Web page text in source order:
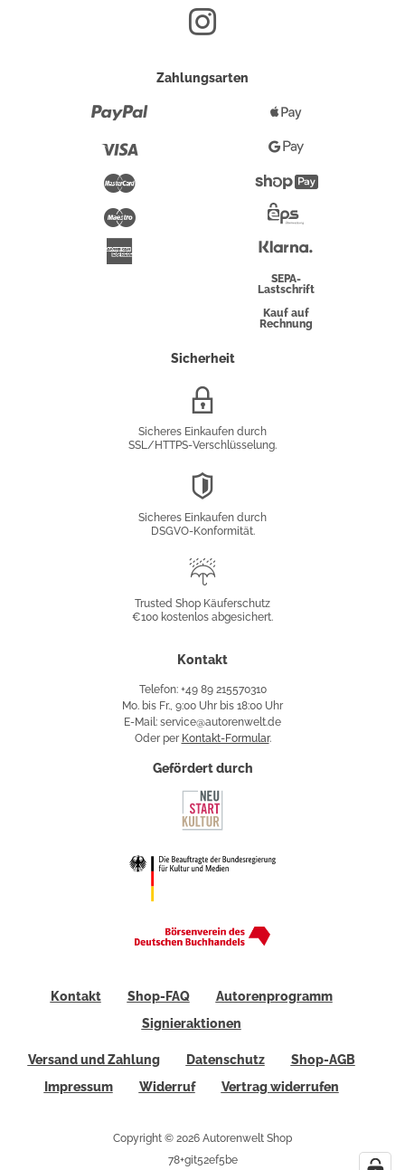
Zahlungsarten
Maestro
Pay
Google
PayShopify
Überweisung
SEPA-
Lastschrift
Kauf auf
Rechnung
Sicherheit
Sicheres Einkaufen durch
SSL/HTTPS-Verschlüsselung.
Sicheres Einkaufen durch
DSGVO-Konformität.
Käuferschutz
Trusted Shop Käuferschutz
€100 kostenlos abgesichert.
Kontakt
Telefon: +49 89 215570310
Mo. bis Fr., 9:00 Uhr bis 18:00 Uhr
E-Mail: service@autorenwelt.de
Oder per Kontakt-Formular.
Gefördert durch
Kontakt Shop-FAQ
Autorenprogramm
Signieraktionen
Versand und Zahlung Datenschutz
Shop-AGB
Impressum
Widerruf Vertrag widerrufen
Copyright © 2026 Autorenwelt Shop
78+git52ef5be